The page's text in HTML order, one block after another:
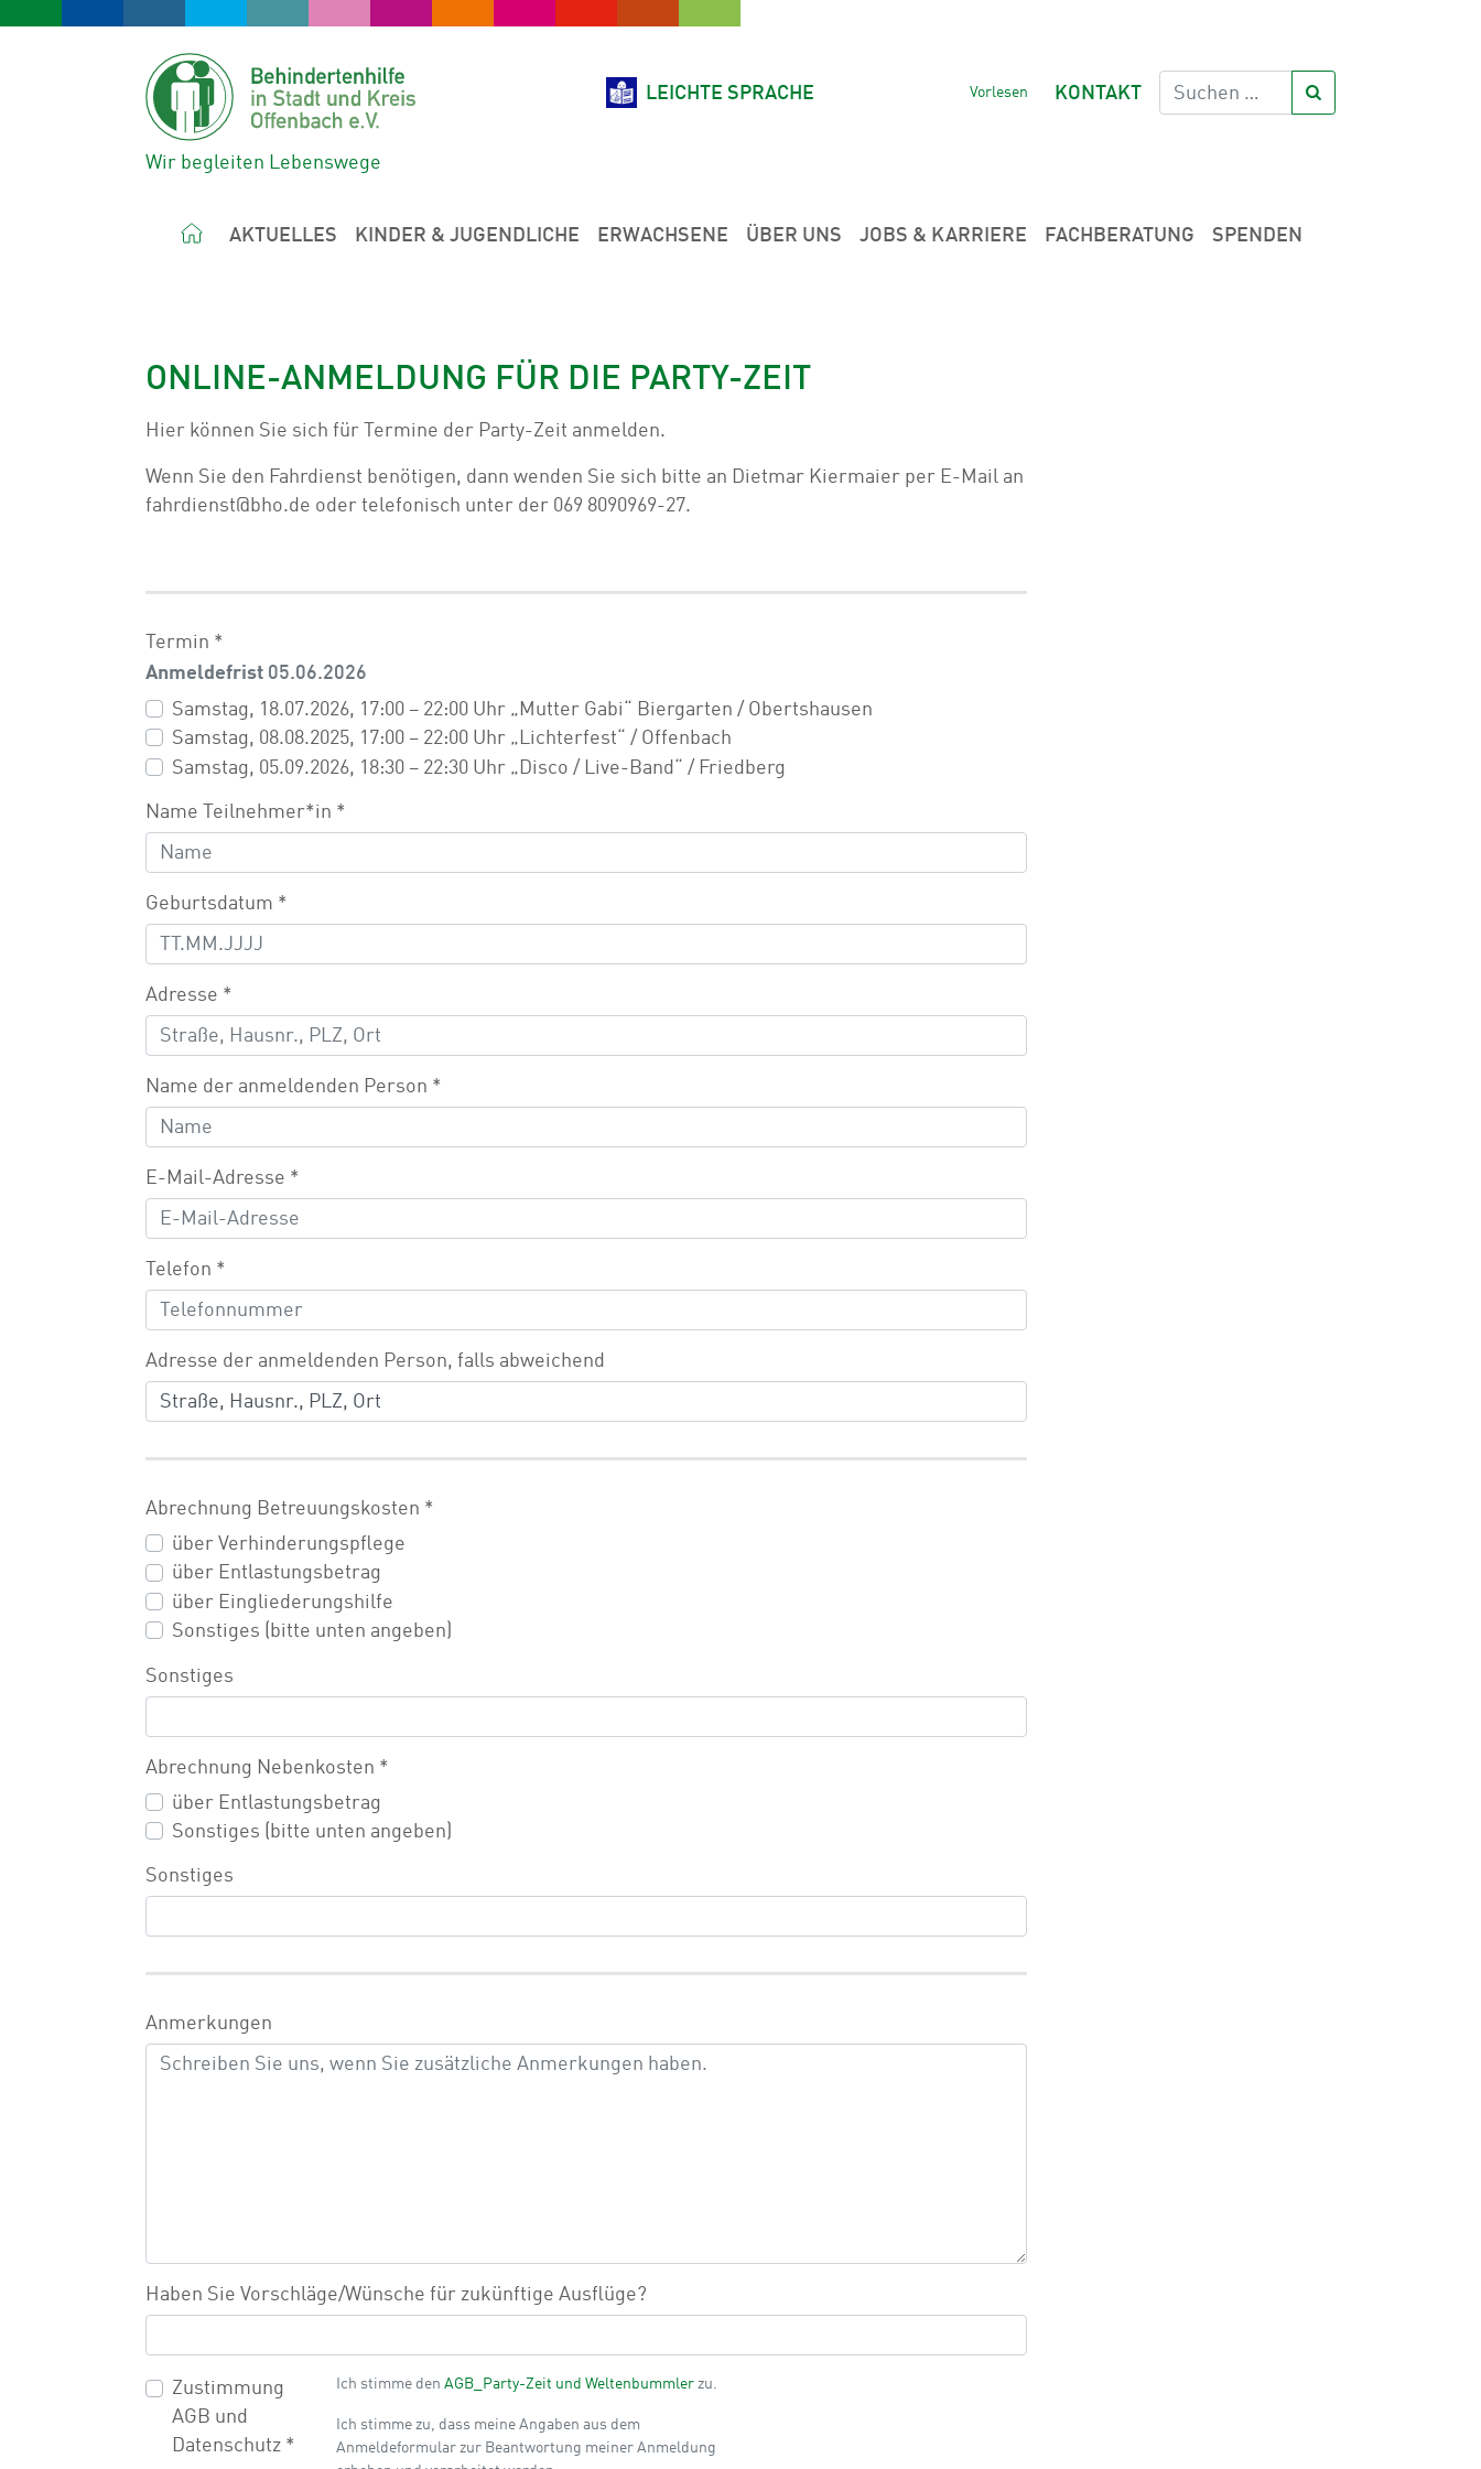
Wir begleiten Lebenswege
LEICHTE SPRACHE Vorlesen KONTAKT
AKTUELLES KINDER & JUGENDLICHE ERWACHSENE ÜBER UNS JOBS & KARRIERE FACHBERATUNG SPENDEN
ONLINE-ANMELDUNG FÜR DIE PARTY-ZEIT
Hier können Sie sich für Termine der Party-Zeit anmelden.
Wenn Sie den Fahrdienst benötigen, dann wenden Sie sich bitte an Dietmar Kiermaier per E-Mail an
fahrdienst@bho.de oder telefonisch unter der 069 8090969-27.
Termin *
Samstag, 18.07.2026, 17:00 – 22:00 Uhr „Mutter Gabi“ Biergarten / Obertshausen
Samstag, 08.08.2025, 17:00 – 22:00 Uhr „Lichterfest“ / Offenbach
Samstag, 05.09.2026, 18:30 – 22:30 Uhr „Disco / Live-Band“ / Friedberg
Anmeldefrist 05.06.2026
Name Teilnehmer*in *
Geburtsdatum *
Adresse *
Name der anmeldenden Person *
E-Mail-Adresse *
Telefon *
Adresse der anmeldenden Person, falls abweichend
Abrechnung Betreuungskosten *
über Verhinderungspflege
über Entlastungsbetrag
über Eingliederungshilfe
Sonstiges (bitte unten angeben)
Sonstiges
Abrechnung Nebenkosten *
über Entlastungsbetrag
Sonstiges (bitte unten angeben)
Sonstiges
Anmerkungen
Haben Sie Vorschläge/Wünsche für zukünftige Ausflüge?
Zustimmung
AGB und
Datenschutz *
Ich stimme den AGB_Party-Zeit und Weltenbummlerzu.
Ich stimme zu, dass meine Angaben aus dem
Anmeldeformular zur Beantwortung meiner Anmeldung